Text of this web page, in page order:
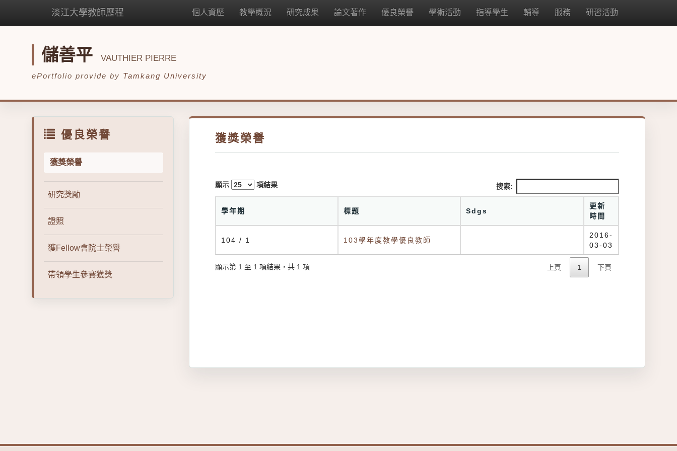
淡江大學教師歷程 個人資歷 教學概況 研究成果 論文著作 優良榮譽 學術活動 指導學生 輔導 服務 研習活動
儲善平 VAUTHIER PIERRE
ePortfolio provide by Tamkang University
優良榮譽
獲獎榮譽
研究獎勵
證照
獲Fellow會院士榮譽
帶領學生參賽獲獎
獲獎榮譽
顯示 項結果 搜索:
學年期 標題 Sdgs
更新
時間
104 / 1 103學年度教學優良教師
2016-
03-03
顯示第 1 至 1 項結果，共 1 項 上頁 1 下頁